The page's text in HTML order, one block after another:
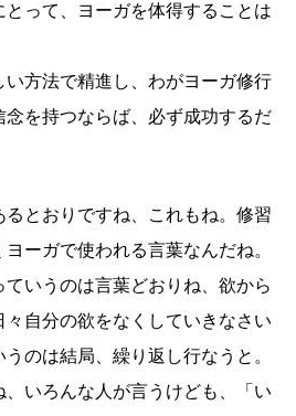
って、ヨーガを体得することは
方法で精進し、わがヨーガ修行
を持つならば、必ず成功するだ
とおりですね、これもね。修習
ーガで使われる言葉なんだね。
いうのは言葉どおりね、欲から
自分の欲をなくしていきなさい
のは結局、繰り返し行なうと。
いろんな人が言うけども、「い